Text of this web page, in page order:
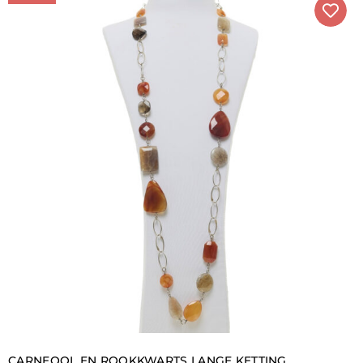
en nieuw leven in te blazen met nieuwe kracht, is de rol
van minder bekende stenen, en daarom meer
stimulerend voor de nieuwsgierigheid, van
fundamenteel belang. Dit is waar de heldergroene en
fuchsia kleuren van Stictiet om de hoek komen kijken,
evenals de warme tinten van elke variëteit Jaspis, van
het intense groen van Madagaskar Jaspis, perfect
gecombineerd met Salieagaat, tot de fascinerende
strepen van Outback Jaspis, recht uit het hart van
Australië, die van elke combinatie iets unieks kunnen
maken. Kettingen met halfedelstenen zijn de spil
waarrond alle Della Rovere productie draait, en het is
vaak hier dat de eerste liefde van onze klanten voor
onze onmiskenbare stijl geboren wordt.
EDELSTEEN KETTINGEN
In de collecties van Della Rovere Gioielli
halskettingen van halfedelstenen een
fundamentele rol en zijn het uitgangspunt voor de
, van waaruit vervolgens de ontwikkeling
van alle lijnen die we seizoen na seizoen aanbieden,
van start gaat. Zo kunt u gemakkelijk en direct